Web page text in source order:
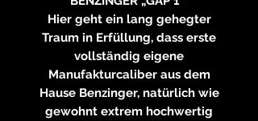
Hier geht ein lang gehegter
Traum in Erfüllung, dass erste
vollständig eigene
Manufakturcaliber aus dem
Hause Benzinger, natürlich wie
gewohnt extrem hochwertig